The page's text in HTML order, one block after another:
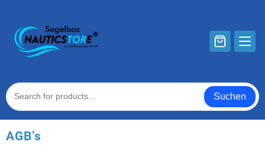
content
Suchen
AGB’s